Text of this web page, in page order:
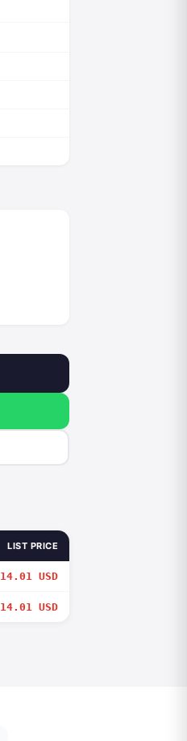
LIST PRICE
14.01 USD
14.01 USD